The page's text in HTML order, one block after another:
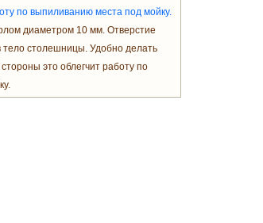
диаметром 10 мм. Отверстие
тело столешницы. Удобно делать
это облегчит работу по